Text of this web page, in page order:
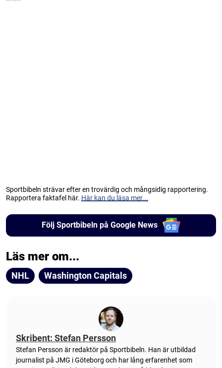
Sportbibeln strävar efter en trovärdig och mångsidig rapportering.
Rapportera faktafel här. Här kan du läsa mer...
Följ Sportbibeln på Google News
Läs mer om...
NHL Washington Capitals
Skribent: Stefan Persson
Stefan Persson är redaktör på Sportbibeln. Han är utbildad
journalist på JMG i Göteborg och har lång erfarenhet som